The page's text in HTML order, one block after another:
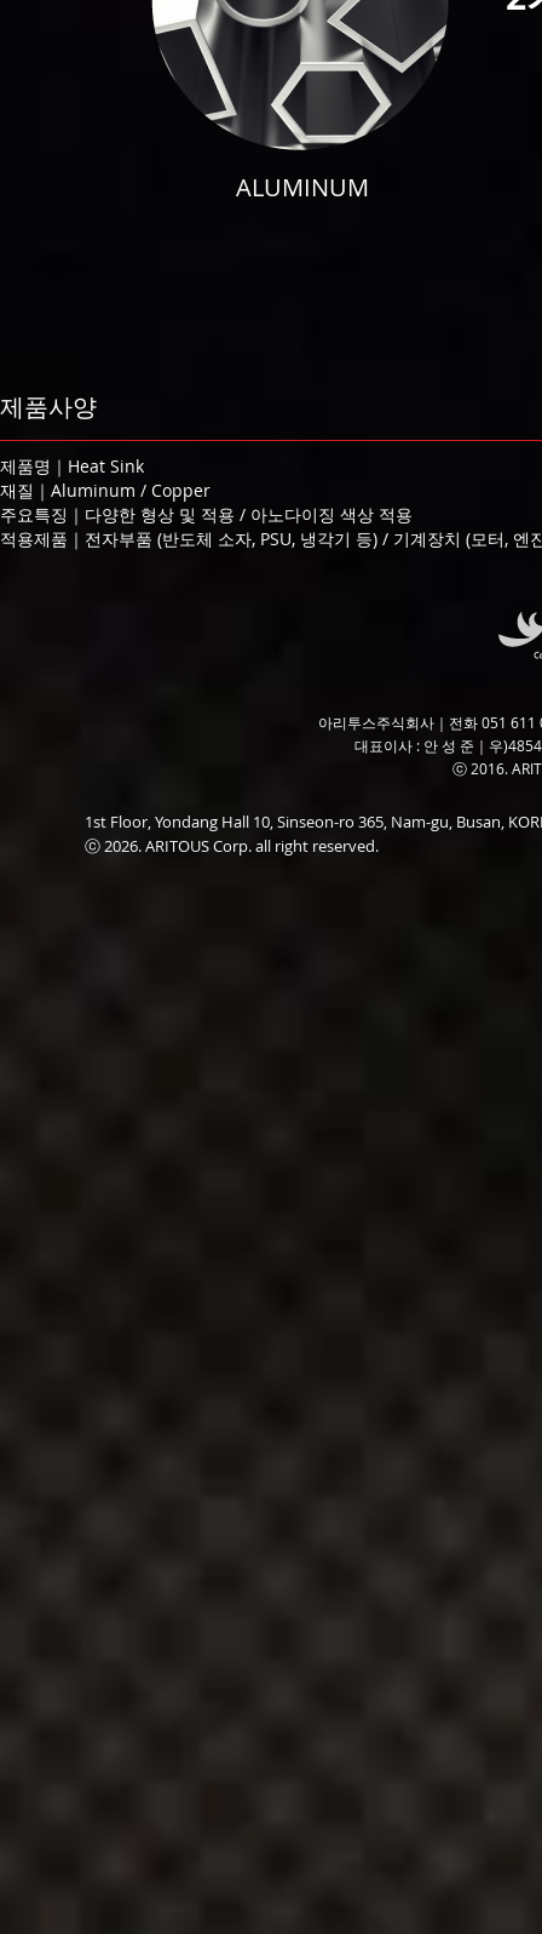
ALUMINUM
제품사양
제품명｜Heat Sink
재질｜Aluminum / Copper
주요특징｜다양한 형상 및 적용 / 아노다이징 색상 적용
적용제품｜전자부품 (반도체 소자, PSU, 냉각기 등) / 기계장치 (모터, 엔
아리투스주식회사｜전화 051
대표이사 : 안 성 준｜우
ⓒ 2016.
1st Floor, Yondang Hall 10, Sinseon-ro 365, Nam-gu, Busan,
ⓒ 2026. ARITOUS Corp. all right reserved.